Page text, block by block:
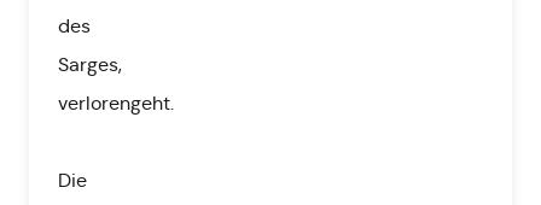
des
Sarges,
verlorengeht.
Die